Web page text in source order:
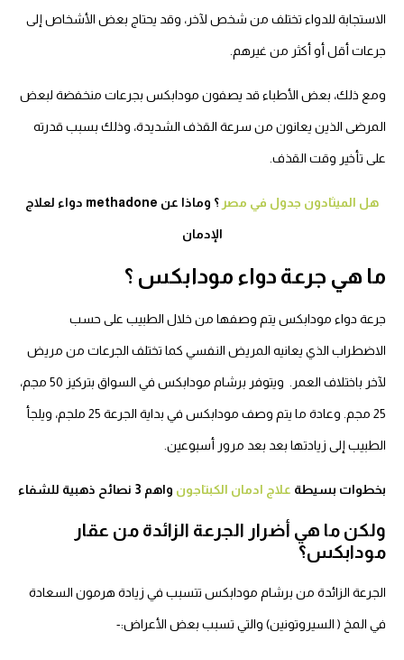
الاستجابة للدواء تختلف من شخص لآخر، وقد يحتاج بعض الأشخاص إلى
جرعات أقل أو أكثر من غيرهم.
ومع ذلك، بعض الأطباء قد يصفون مودابكس بجرعات منخفضة لبعض
المرضى الذين يعانون من سرعة القذف الشديدة، وذلك بسبب قدرته
على تأخير وقت القذف.
هل الميثادون جدول في مصر ؟ وماذا عن methadone دواء لعلاج
الإدمان
ما هي جرعة دواء مودابكس ؟
جرعة دواء مودابكس يتم وصفها من خلال الطبيب على حسب
الاضطراب الذي يعانيه المريض النفسي كما تختلف الجرعات من مريض
لآخر باختلاف العمر. ويتوفر برشام مودابكس في السواق بتركيز 50 مجم،
25 مجم. وعادة ما يتم وصف مودابكس في بداية الجرعة 25 ملجم، ويلجأ
الطبيب إلى زيادتها بعد بعد مرور أسبوعين.
بخطوات بسيطة علاج ادمان الكبتاجون واهم 3 نصائح ذهبية للشفاء
ولكن ما هي أضرار الجرعة الزائدة من عقار
مودابكس؟
الجرعة الزائدة من برشام مودابكس تتسبب في زيادة هرمون السعادة
في المخ ( السيروتونين) والتي تسبب بعض الأعراض:-